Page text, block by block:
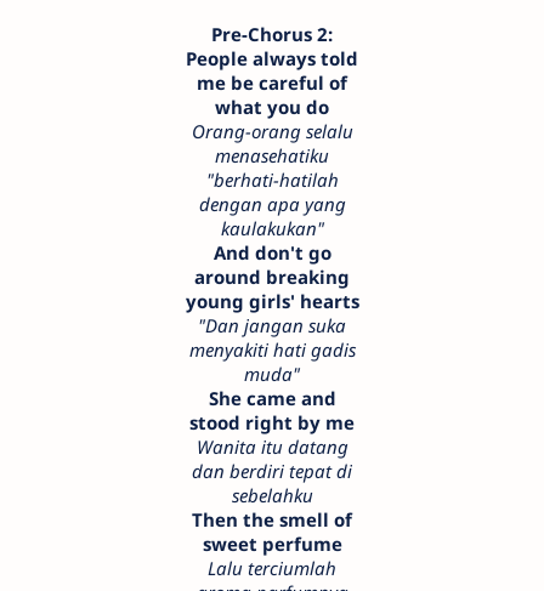
Pre-Chorus 2:
People always told
me be careful of
what you do
Orang-orang selalu
menasehatiku
"berhati-hatilah
dengan apa yang
kaulakukan"
And don't go
around breaking
young girls' hearts
"Dan jangan suka
menyakiti hati gadis
muda"
She came and
stood right by me
Wanita itu datang
dan berdiri tepat di
sebelahku
Then the smell of
sweet perfume
Lalu terciumlah